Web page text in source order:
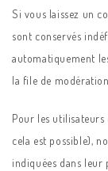
Si vous laissez un
sont conservés
automatiquement
la file de modération.
Pour les
cela est possible),
indiquées dans